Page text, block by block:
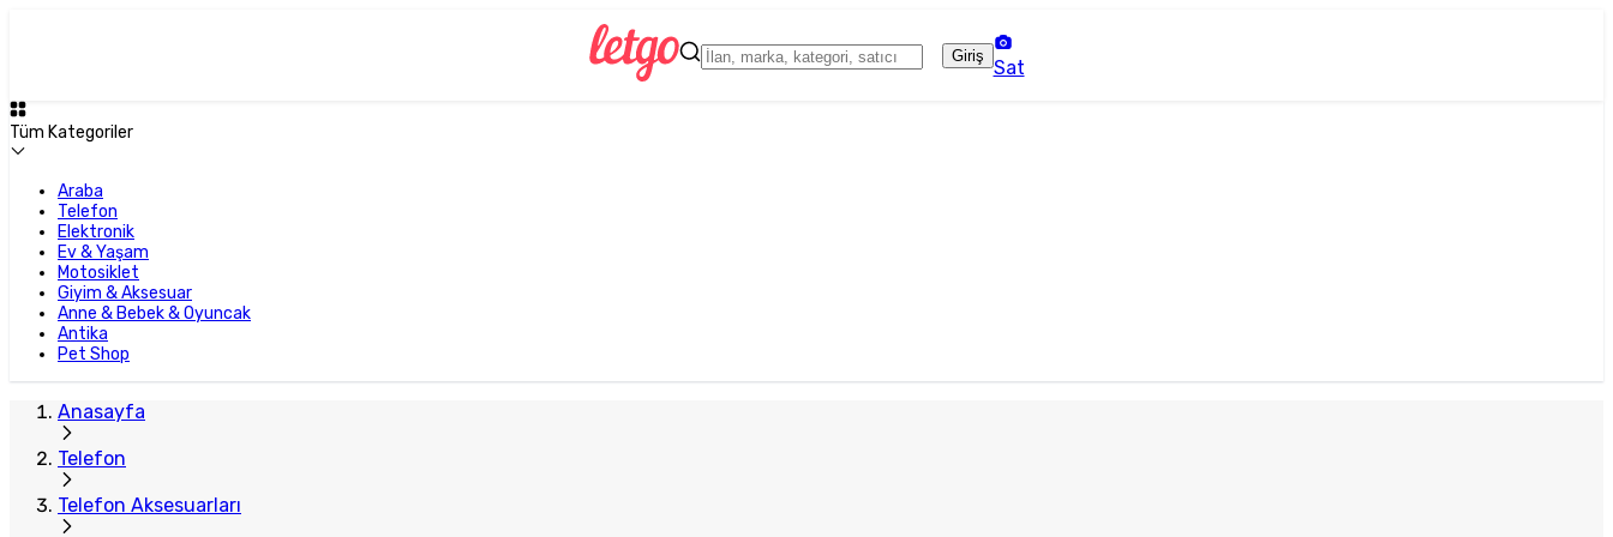
Giriş
Sat
Tüm Kategoriler
Araba
Telefon
Elektronik
Ev & Yaşam
Motosiklet
Giyim & Aksesuar
Anne & Bebek & Oyuncak
Antika
Pet Shop
Anasayfa
Telefon
Telefon Aksesuarları